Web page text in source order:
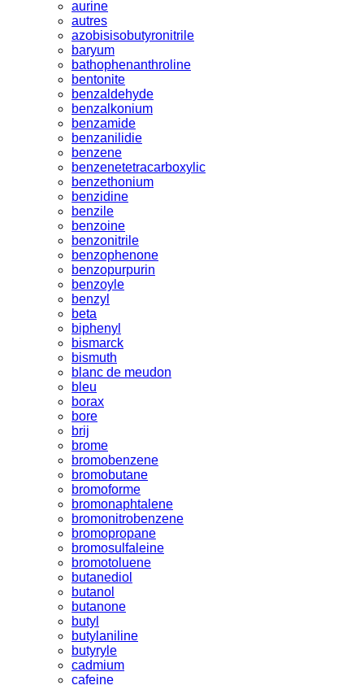
aurine
autres
azobisisobutyronitrile
baryum
bathophenanthroline
bentonite
benzaldehyde
benzalkonium
benzamide
benzanilidie
benzene
benzenetetracarboxylic
benzethonium
benzidine
benzile
benzoine
benzonitrile
benzophenone
benzopurpurin
benzoyle
benzyl
beta
biphenyl
bismarck
bismuth
blanc de meudon
bleu
borax
bore
brij
brome
bromobenzene
bromobutane
bromoforme
bromonaphtalene
bromonitrobenzene
bromopropane
bromosulfaleine
bromotoluene
butanediol
butanol
butanone
butyl
butylaniline
butyryle
cadmium
cafeine